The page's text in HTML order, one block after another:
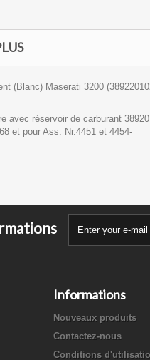
(Blanc) Maserati 3200
avec réservoir de carburant
et pour Ass. Nr.4451 et 4454-
Informations
Nouveaux produits
Contactez-nous
Conditions